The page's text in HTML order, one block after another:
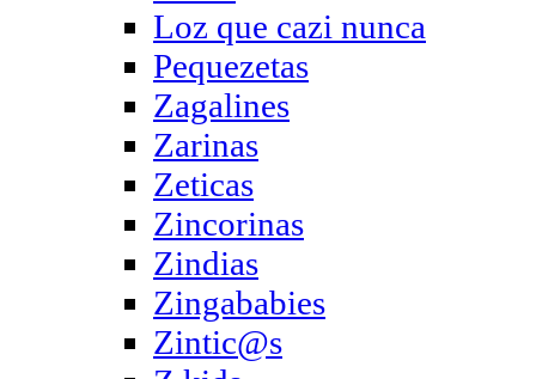
Loz que cazi nunca
Pequezetas
Zagalines
Zarinas
Zeticas
Zincorinas
Zindias
Zingababies
Zintic@s